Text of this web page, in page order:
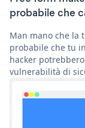
probabile che
Man mano che la
probabile che tu
hacker
vulnerabilità di